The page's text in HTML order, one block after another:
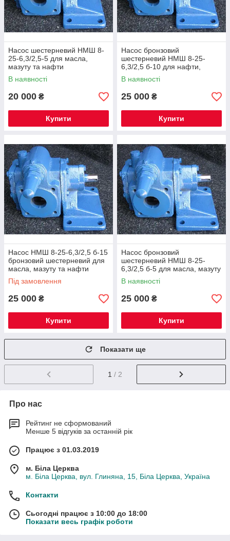
Насос шестерневий НМШ 8-
25-6,3/2,5-5 для масла,
мазуту та нафти
В наявності
20 000 ₴
Купити
Насос бронзовий
шестерневий НМШ 8-25-
6,3/2,5 б-10 для нафти,
мазуту та олії
В наявності
25 000 ₴
Купити
Насос НМШ 8-25-6,3/2,5 б-15
бронзовий шестерневий для
масла, мазуту та нафти
Під замовлення
25 000 ₴
Купити
Насос бронзовий
шестерневий НМШ 8-25-
6,3/2,5 б-5 для масла, мазуту
і нефт
В наявності
25 000 ₴
Купити
Показати ще
1 / 2
Про нас
Рейтинг не сформований
Менше 5 відгуків за останній рік
Працює з 01.03.2019
м. Біла Церква
м. Біла Церква, вул. Глиняна, 15, Біла Церква, Україна
Контакти
Сьогодні працює з 10:00 до 18:00
Показати весь графік роботи